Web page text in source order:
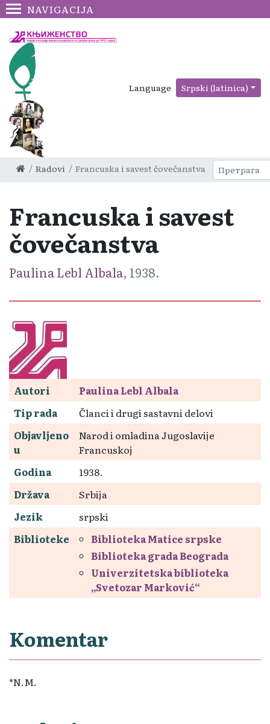
NAVIGACIJA
Language Srpski (latinica)
Radovi Francuska i savest čovečanstva
Francuska i savest
čovečanstva
Paulina Lebl Albala, 1938.
Autori
Paulina Lebl Albala
Tip rada
Članci i drugi sastavni delovi
Objavljeno
u
Narod i omladina Jugoslavije
Francuskoj
Godina
1938.
Država
Srbija
Jezik
srpski
Biblioteke
Biblioteka Matice srpske
Biblioteka grada Beograda
Univerzitetska biblioteka
„Svetozar Marković“
Komentar
*N.M.